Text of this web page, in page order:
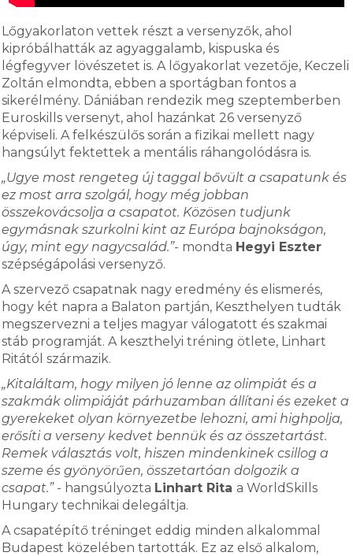
Lőgyakorlaton vettek részt a versenyzők, ahol
kipróbálhatták az agyaggalamb, kispuska és
légfegyver lövészetet is. A lőgyakorlat vezetője, Keczeli
Zoltán elmondta, ebben a sportágban fontos a
sikerélmény. Dániában rendezik meg szeptemberben
Euroskills versenyt, ahol hazánkat 26 versenyző
képviseli. A felkészülős során a fizikai mellett nagy
hangsúlyt fektettek a mentális ráhangolódásra is.
„Ugye most rengeteg új taggal bővült a csapatunk és
ez most arra szolgál, hogy még jobban
összekovácsolja a csapatot. Közösen tudjunk
egymásnak szurkolni kint az Európa bajnokságon,
úgy, mint egy nagycsalád.”- mondta Hegyi Eszter
szépségápolási versenyző.
A szervező csapatnak nagy eredmény és elismerés,
hogy két napra a Balaton partján, Keszthelyen tudták
megszervezni a teljes magyar válogatott és szakmai
stáb programját. A keszthelyi tréning ötlete, Linhart
Ritától származik.
„Kitaláltam, hogy milyen jó lenne az olimpiát és a
szakmák olimpiáját párhuzamban állítani és ezeket a
gyerekeket olyan környezetbe lehozni, ami highpolja,
erősíti a verseny kedvet bennük és az összetartást.
Remek választás volt, hiszen mindenkinek csillog a
szeme és gyönyörűen, összetartóan dolgozik a
csapat.” - hangsúlyozta Linhart Ritaa WorldSkills
Hungary technikai delegáltja.
A csapatépítő tréninget eddig minden alkalommal
Budapest közelében tartották. Ez az első alkalom,